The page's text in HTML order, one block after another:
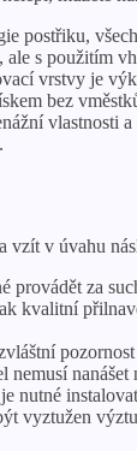
postřiku,
ale s použitím
vrstvy je
bez
vlastnosti
vzít v úvahu
provádět za
kvalitní
nemusí
nutné
vyztužen